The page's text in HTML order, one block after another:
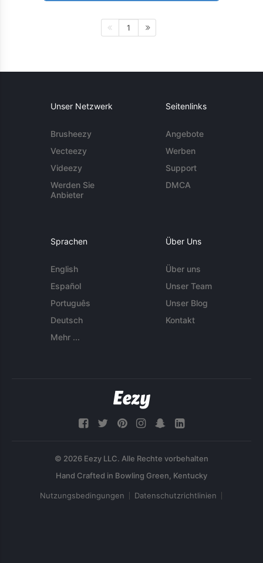
1
Unser Netzwerk
Brusheezy
Vecteezy
Videezy
Werden Sie
Anbieter
Seitenlinks
Angebote
Werben
Support
DMCA
Sprachen
English
Español
Português
Deutsch
Mehr ...
Über Uns
Über uns
Unser Team
Unser Blog
Kontakt
© 2026 Eezy LLC. Alle Rechte vorbehalten
Nutzungsbedingungen Datenschutzrichtlinien